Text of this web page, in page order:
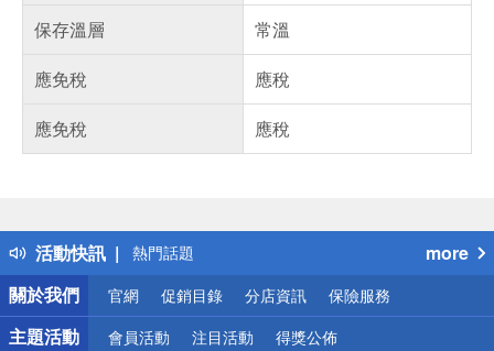
保存溫層
常溫
應免稅
應稅
應免稅
應稅
活動快訊
得獎公告
熱門話題
銀行優惠
偏遠地區配送
詐騙網頁！請小心！
more
關於我們
官網 促銷目錄 分店資訊 保險服務
主題活動 會員活動 注目活動 得獎公佈